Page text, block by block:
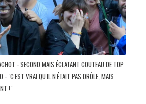
- SECOND MAIS ÉCLATANT COUTEAU DE TOP
- "C'EST VRAI QU'IL N'ÉTAIT PAS DRÔLE, MAIS
!"